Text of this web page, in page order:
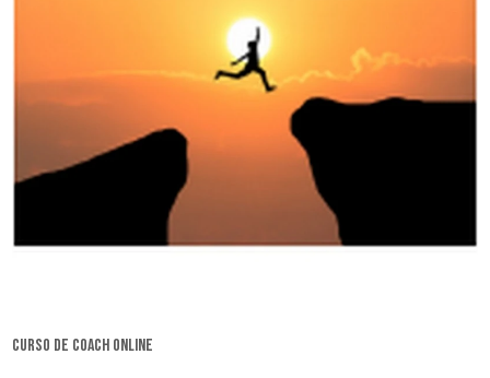
curso de coach online